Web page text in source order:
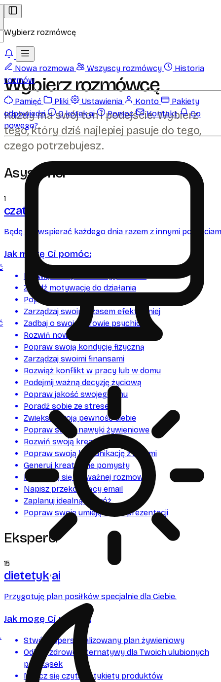
Wybierz rozmówcę
Nowa rozmowa Wszyscy rozmówcy
Historia
rozmów
Pamięć Pliki Ustawienia Konto
Pakiety
odpowiedzi
O kotek.ai Pomoc Kontakt
Co
nowego?
Wybierz rozmówcę
Każdy ma swój ton i podejście. Wybierz
tego, który dziś najlepiej pasuje do tego,
czego potrzebujesz.
Asystenci
1
czat
Będę Cię wspierać każdego dnia razem z innymi
Jak mogę Ci pomóc:
Rozwiąż swój codzienny problem
Znajdź motywację do działania
Popraw swoje relacje z bliskimi
Zarządzaj swoim czasem efektywniej
Zadbaj o swoje zdrowie psychiczne
Rozwiń nowe umiejętności
Popraw swoją kondycję fizyczną
Zarządzaj swoimi finansami
Rozwiąż konflikt w pracy lub w domu
Podejmij ważną decyzję życiową
Popraw jakość swojego snu
Poradź sobie ze stresem
Zwiększ swoją pewność siebie
Popraw swoje nawyki żywieniowe
Rozwiń swoją kreatywność
Popraw swoją komunikację z innymi
Generuj kreatywne pomysły
Przygotuj się do ważnej rozmowy
Napisz przekonujący email
Zaplanuj idealną podróż
Popraw swoje umiejętności prezentacji
Eksperci
15
dietetyk ai
Przygotuję plan posiłków specjalnie dla Ciebie.
Jak mogę Ci pomóc:
Stwórz spersonalizowany plan żywieniowy
Odkryj zdrowe alternatywy dla Twoich ulubionych
przekąsek
Naucz się czytać etykiety produktów